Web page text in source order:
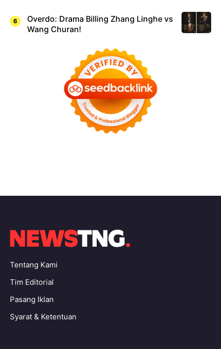
Overdo: Drama Billing Zhang Linghe vs
Wang Churan!
Tentang Kami
Tim Editorial
Pasang Iklan
Syarat & Ketentuan